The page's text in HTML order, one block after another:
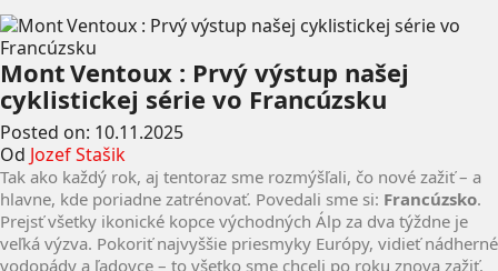
Mont Ventoux : Prvý výstup našej
cyklistickej série vo Francúzsku
Posted on: 10.11.2025
Od Jozef Stašik
Tak ako každý rok, aj tentoraz sme rozmýšľali, čo nové zažiť – a
hlavne, kde poriadne zatrénovať. Povedali sme si: Francúzsko.
Prejsť všetky ikonické kopce východných Álp za dva týždne je
veľká výzva. Pokoriť najvyššie priesmyky Európy, vidieť nádherné
vodopády a ľadovce – to všetko sme chceli po roku znova zažiť.